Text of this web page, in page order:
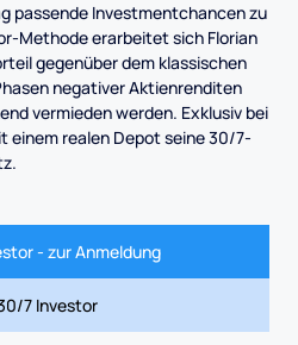
passende Investmentchancen zu
Methode erarbeitet sich Florian
gegenüber dem klassischen
negativer Aktienrenditen
vermieden werden. Exklusiv bei
einem realen Depot seine 30/7-
- zur Anmeldung
7 Investor